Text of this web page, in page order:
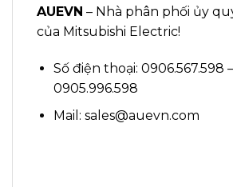
AUEVN – Nhà phân phối ủy
của Mitsubishi Electric!
Số điện thoại: 0906.567.598 –
0905.996.598
Mail: sales@auevn.com